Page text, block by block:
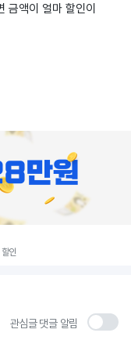
금액이 얼마 할인이
인
관심글 댓글 알림